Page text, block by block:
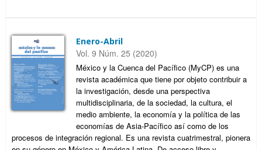
Enero-Abril
Vol. 9 Núm. 25 (2020)
México y la Cuenca del Pacífico (MyCP) es una
revista académica que tiene por objeto contribuir a
la investigación, desde una perspectiva
multidisciplinaria, de la sociedad, la cultura, el
medio ambiente, la economía y la política de las
economías de Asia-Pacífico así como de los
procesos de integración regional. Es una revista cuatrimestral, pionera